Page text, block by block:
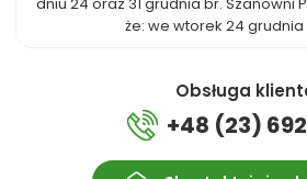
że: we wtorek 24 grudnia
Obsługa
+48 (23)